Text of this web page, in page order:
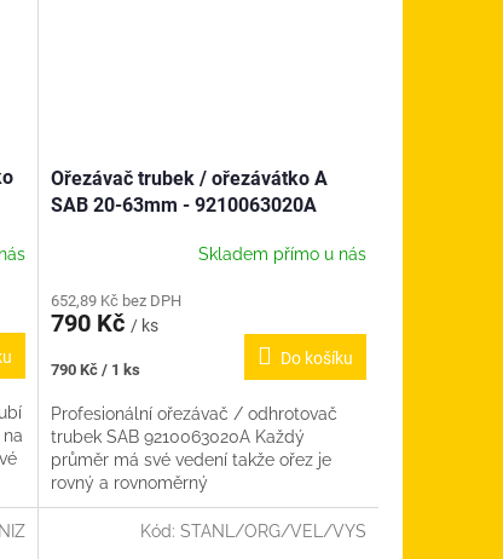
Ořezávač trubek / ořezávátko A
SAB 20-63mm - 9210063020A
Skladem přímo u nás
652,89 Kč bez DPH
790 Kč / ks
Měrná
790 Kč / 1 ks
Do košíku
Profesionální ořezávač / odhrotovač
trubek SAB 9210063020A Každý
průměr má své vedení takže ořez je
rovný a rovnoměrný
Kód: STANL/ORG/VEL/VYS